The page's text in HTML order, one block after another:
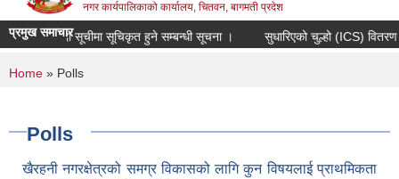
नगर कार्यपालिकाको कार्यालय, चितवन, बागमती प्रदेश
प्रमुख समाचार
मौजुदा सूचीमा सूचिकृत हुने सम्बन्धी सूचना । सुधारिएको चुल्हो (ICS) वितरण
You are here
Home » Polls
Polls
खैरहनी नगरक्षेत्रको समग्र विकासको लागि कुन विषयलाई प्राथमिकता